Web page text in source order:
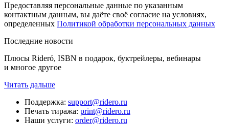
Предоставляя персональные данные по указанным
контактным данным, вы даёте своё согласие на условиях,
определенных Политикой обработки персональных данных
Последние новости
Плюсы Rideró, ISBN в подарок, буктрейлеры, вебинары
и многое другое
Читать дальше
Поддержка: support@ridero.ru
Печать тиража: print@ridero.ru
Наши услуги: order@ridero.ru